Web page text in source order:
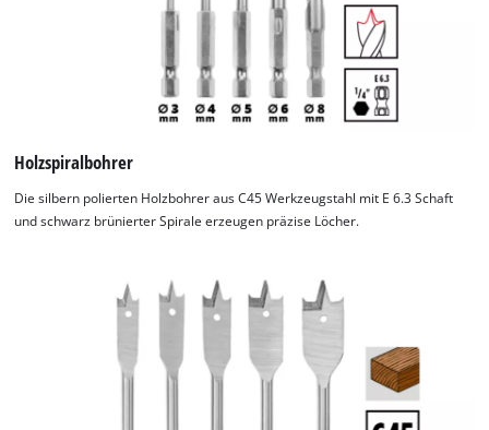
Holzspiralbohrer
Die silbern polierten Holzbohrer aus C45 Werkzeugstahl mit E 6.3 Schaft
und schwarz brünierter Spirale erzeugen präzise Löcher.